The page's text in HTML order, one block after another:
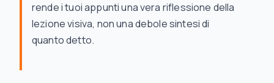
rende i tuoi appunti una vera riflessione della
lezione visiva, non una debole sintesi di
quanto detto.